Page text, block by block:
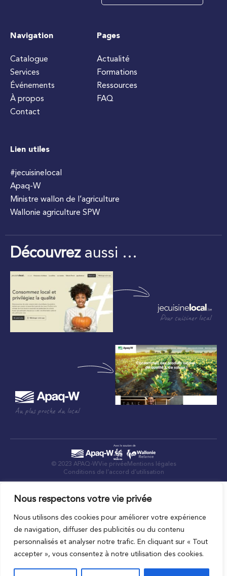
Nous respectons votre vie privée
Nous utilisons des cookies pour améliorer votre expérience
de navigation, diffuser des publicités ou du contenu
personnalisés et analyser notre trafic. En cliquant sur « Tout
accepter », vous consentez à notre utilisation des cookies.
Navigation
Catalogue
Services
Événements
À propos
Contact
Pages
Actualité
Formations
Ressources
FAQ
Lien utiles
#jecuisinelocal
Apaq-W
Ministre wallon de l’agriculture
Wallonie agriculture SPW
Découvrezaussi …
Pour cuisiner local
Au plus proche du local
© 2023 APAQ-WVie privée Mentions légales
Conditions de l’accord d’utilisation